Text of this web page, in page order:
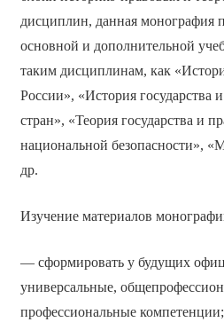
дисциплин, данная монография
основной и дополнительной
таким дисциплинам, как
России», «История государства
стран», «Теория государства и
национальной безопасности»,
др.
Изучение материалов
— сформировать у будущих
универсальные,
профессиональные компетенции;